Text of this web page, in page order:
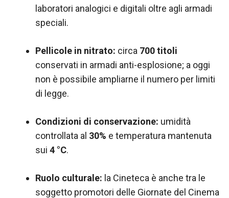
laboratori analogici e digitali oltre agli armadi
speciali.
Pellicole in nitrato: circa 700 titoli
conservati in armadi anti-esplosione; a oggi
non è possibile ampliarne il numero per limiti
di legge.
Condizioni di conservazione: umidità
controllata al 30% e temperatura mantenuta
sui 4 °C.
Ruolo culturale: la Cineteca è anche tra le
soggetto promotori delle Giornate del Cinema